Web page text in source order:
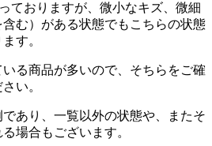
ておりますが、微小なキズ、微細
む）がある状態でもこちらの状態
す。
る商品が多いので、そちらをご確
い。
あり、一覧以外の状態や、またそ
場合もございます。